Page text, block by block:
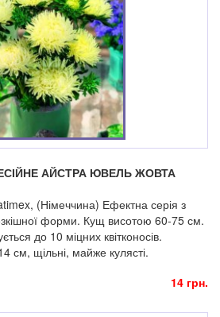
АЙСТРА ЮВЕЛЬ ЖОВТА
(Німеччина) Ефектна серія з
форми. Кущ висотою 60-75 см.
до 10 міцних квітконосів.
см, щільні, майже кулясті.
14 грн.